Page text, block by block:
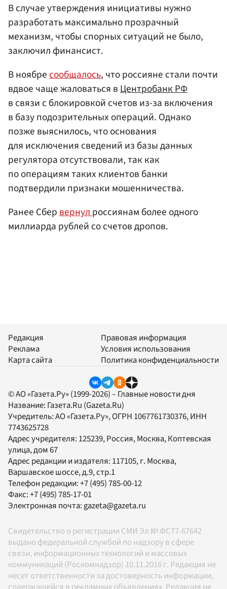
В случае утверждения инициативы нужно
разработать максимально прозрачный
механизм, чтобы спорных ситуаций не было,
заключил финансист.
В ноябресообщалось, что россияне стали почти
вдвое чаще жаловаться вЦентробанк РФ
в связи с блокировкой счетов из-за включения
в базу подозрительных операций. Однако
позже выяснилось, что основания
для исключения сведений из базы данных
регулятора отсутствовали, так как
по операциям таких клиентов банки
подтвердили признаки мошенничества.
Ранее Сбервернулроссиянам более одного
миллиарда рублей со счетов дропов.
Редакция
Реклама
Карта сайта
Правовая информация
Условия использования
Политика конфиденциальности
© АО «Газета.Ру» (1999-2026) – Главные новости дня
Название: Газета.Ru (Gazeta.Ru)
Учредитель:АО «Газета.Ру», ОГРН 1067761730376, ИНН
7743625728
Адрес учредителя: 125239, Россия, Москва, Коптевская
улица, дом 67
Адрес редакции и издателя: 117105, г. Москва,
Варшавское шоссе, д.9, стр.1
Телефон редакции:+7 (495) 785-00-12
Факс:+7 (495) 785-17-01
Электронная почта: gazeta@gazeta.ru
Свидетельство о регистрации СМИ Эл № ФС77-67642
выдано федеральной службой по надзору в сфере
связи, информационных технологий и массовых
коммуникаций (Роскомнадзор) 10.11.2016 г. Редакция не
несет ответственности за достоверность информации,